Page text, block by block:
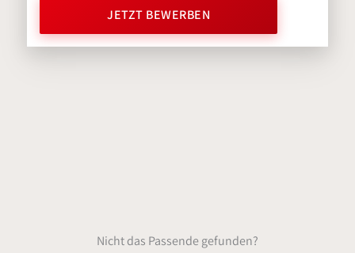
JETZT BEWERBEN
Nicht das Passende gefunden?